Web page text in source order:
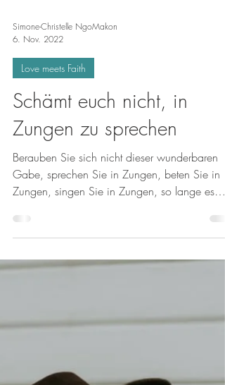
6. Nov. 2022
Love meets Faith
Schämt euch nicht, in
Zungen zu sprechen
Gabe, sprechen Sie in Zungen, beten Sie in